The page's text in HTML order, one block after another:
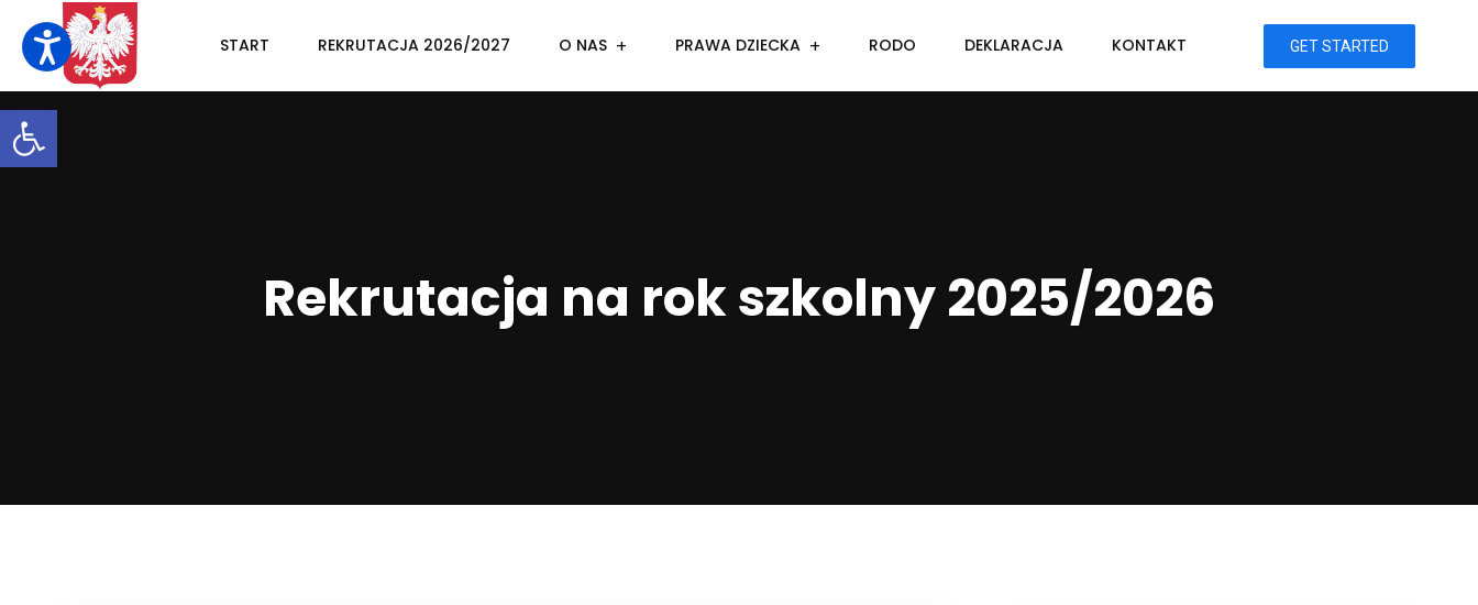
Otwórz pasek narzędzi
START REKRUTACJA 2026/2027 O NAS PRAWA DZIECKA RODO DEKLARACJA KONTAKT GET STARTED
Rekrutacja na rok szkolny 2025/2026